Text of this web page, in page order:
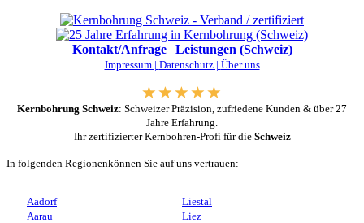
Kontakt/Anfrage| Leistungen (Schweiz)
Impressum | Datenschutz | Über uns
Kernbohrung Schweiz: Schweizer Präzision, zufriedene Kunden & über 27
Jahre Erfahrung.
Ihr zertifizierter Kernbohren-Profi für die Schweiz
In folgenden Regionenkönnen Sie auf uns vertrauen:
Aadorf
Aarau
Liestal
Liez